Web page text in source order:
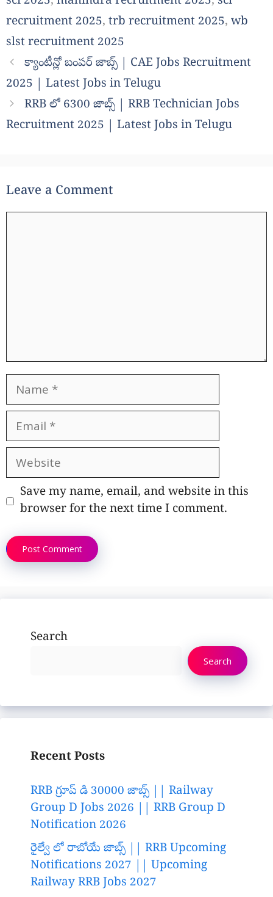
recruitment 2025, trb recruitment 2025, wb
slst recruitment 2025
క్యాంటీన్లో బంపర్ జాబ్స్ | CAE Jobs Recruitment
2025 | Latest Jobs in Telugu
RRB లో 6300 జాబ్స్ | RRB Technician Jobs
Recruitment 2025 | Latest Jobs in Telugu
Leave a Comment
Name
Email
Website
Save my name, email, and website in this
browser for the next time I comment.
Search
Search
Recent Posts
RRB గ్రూప్ డి 30000 జాబ్స్ || Railway
Group D Jobs 2026 || RRB Group D
Notification 2026
రైల్వే లో రాబోయే జాబ్స్ || RRB Upcoming
Notifications 2027 || Upcoming
Railway RRB Jobs 2027